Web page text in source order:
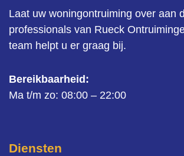
Laat uw woningontruiming over aan
professionals van Rueck
team helpt u er graag bij.
Bereikbaarheid:
Ma t/m zo: 08:00 – 22:00
Diensten